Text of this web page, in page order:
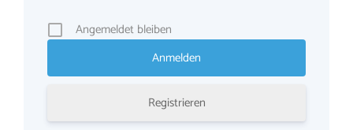
Angemeldet bleiben
Registrieren